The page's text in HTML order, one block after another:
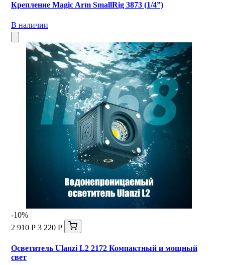
Крепление Magic Arm SmallRig 3873 (1/4”)
В наличии
-10%
2 910 Р 3 220 Р
Осветитель Ulanzi L2 2172 Компактный и мощный
свет